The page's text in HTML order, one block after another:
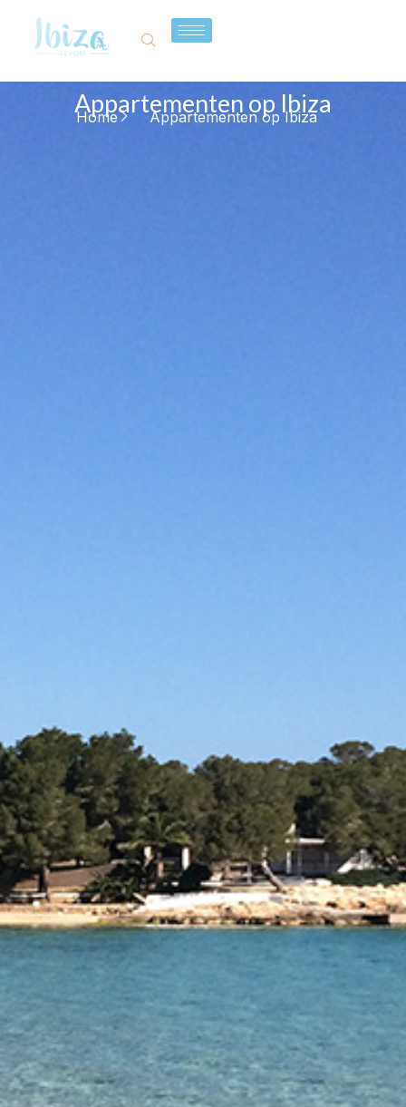
Appartementen op Ibiza
Home Appartementen op Ibiza